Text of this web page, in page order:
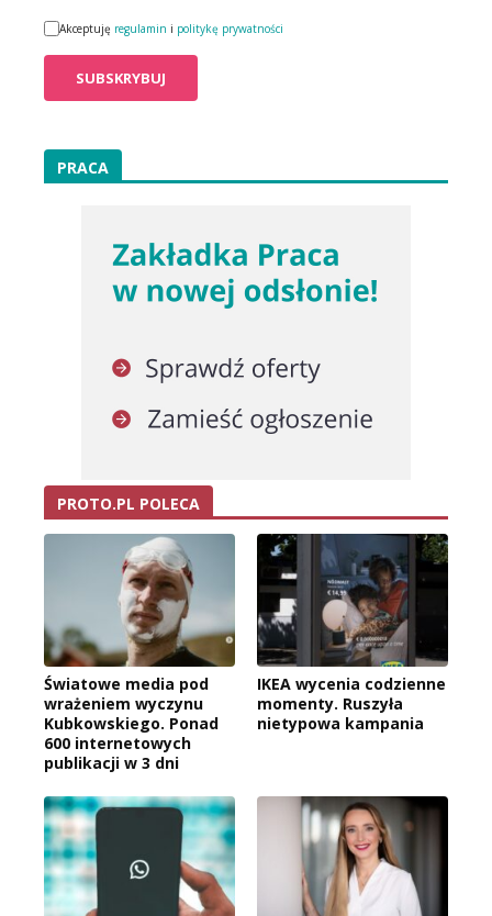
Akceptuję regulamin i politykę prywatności
PRACA
PROTO.PL POLECA
Światowe media pod
wrażeniem wyczynu
Kubkowskiego. Ponad
600 internetowych
publikacji w 3 dni
IKEA wycenia codzienne
momenty. Ruszyła
nietypowa kampania